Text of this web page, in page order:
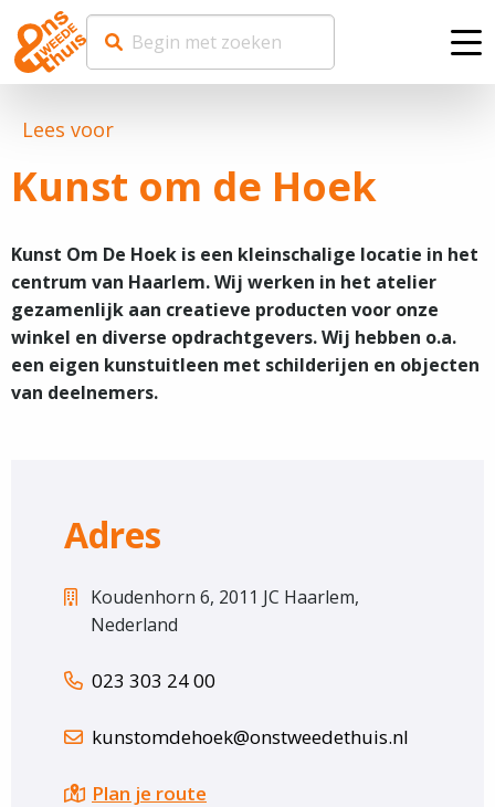
Lees voor
Kunst om de Hoek
Kunst Om De Hoek is een kleinschalige locatie in het
centrum van Haarlem. Wij werken in het atelier
gezamenlijk aan creatieve producten voor onze
winkel en diverse opdrachtgevers. Wij hebben o.a.
een eigen kunstuitleen met schilderijen en objecten
van deelnemers.
Adres
Koudenhorn 6, 2011 JC Haarlem,
Nederland
023 303 24 00
kunstomdehoek@onstweedethuis.nl
Plan je route